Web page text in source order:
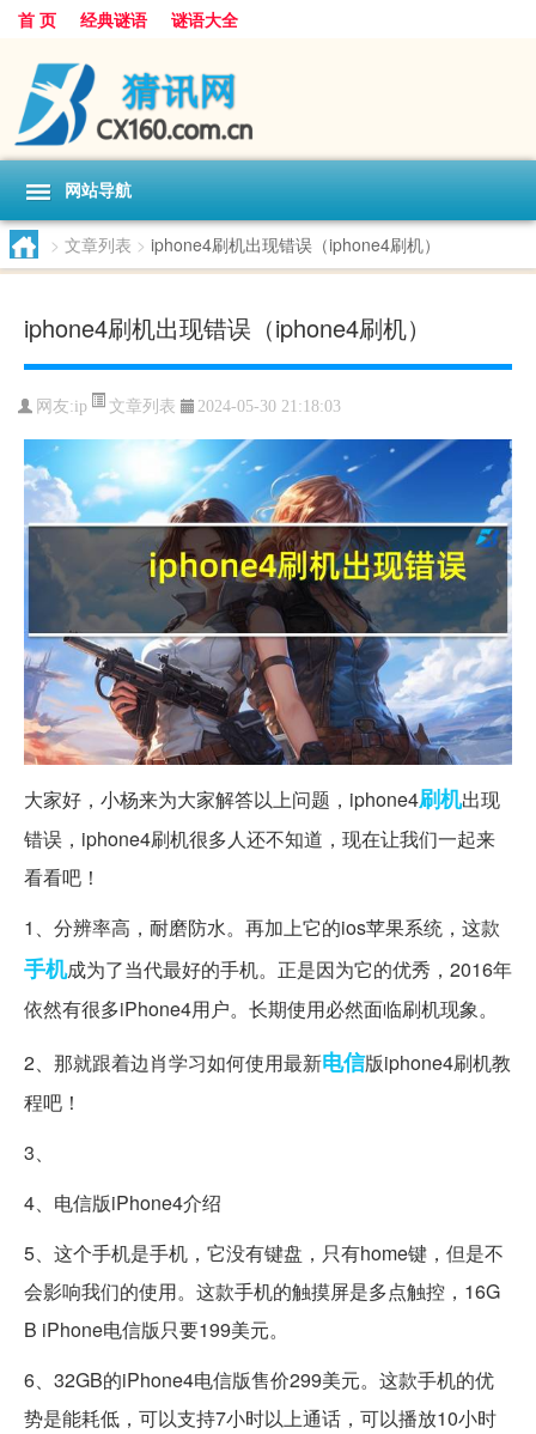
首 页 经典谜语 谜语大全
网站导航
> 文章列表 > iphone4刷机出现错误（iphone4刷机）
iphone4刷机出现错误（iphone4刷机）
网友:ip 文章列表 2024-05-30 21:18:03
大家好，小杨来为大家解答以上问题，iphone4刷机出现
错误，iphone4刷机很多人还不知道，现在让我们一起来
看看吧！
1、分辨率高，耐磨防水。再加上它的ios苹果系统，这款
手机成为了当代最好的手机。正是因为它的优秀，2016年
依然有很多iPhone4用户。长期使用必然面临刷机现象。
2、那就跟着边肖学习如何使用最新电信版iphone4刷机教
程吧！
3、
4、电信版iPhone4介绍
5、这个手机是手机，它没有键盘，只有home键，但是不
会影响我们的使用。这款手机的触摸屏是多点触控，16G
B iPhone电信版只要199美元。
6、32GB的iPhone4电信版售价299美元。这款手机的优
势是能耗低，可以支持7小时以上通话，可以播放10小时